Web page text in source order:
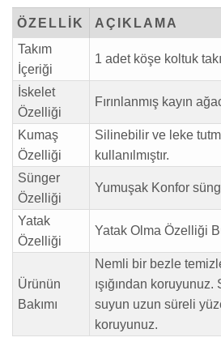
ÖZELLİK
AÇIKLAMA
Takım
İçeriği
1 adet köşe koltuk
İskelet
Özelliği
Fırınlanmış kayın
Kumaş
Özelliği
Silinebilir ve leke
kullanılmıştır.
Sünger
Özelliği
Yumuşak Konfor
Yatak
Özelliği
Yatak Olma Özelliği
Ürünün
Bakımı
Nemli bir bezle
ışığından
suyun uzun süreli
koruyunuz.